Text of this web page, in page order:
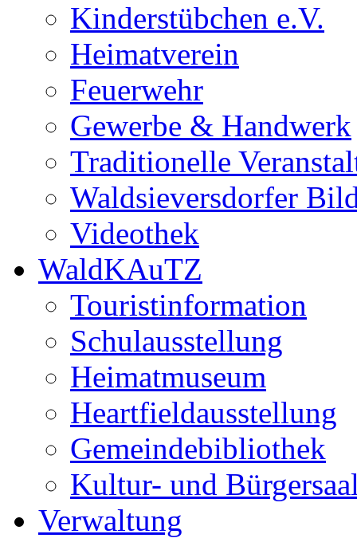
Kinderstübchen e.V.
Heimatverein
Feuerwehr
Gewerbe & Handwerk
Traditionelle
Waldsieversdorfer
Videothek
WaldKAuTZ
Touristinformation
Schulausstellung
Heimatmuseum
Heartfieldausstellung
Gemeindebibliothek
Kultur- und
Verwaltung